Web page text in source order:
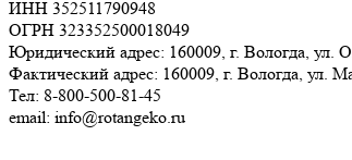
ИНН 352511790948
ОГРН 323352500018049
Юридический адрес: 160009, г. Вологда, ул.
Фактический адрес: 160009, г. Вологда, ул.
Тел: 8-800-500-81-45
email: info@rotangeko.ru